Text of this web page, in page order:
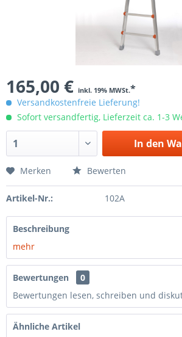
165,00 € inkl. 19% MWSt.*
Versandkostenfreie Lieferung!
Sofort versandfertig, Lieferzeit ca. 1-3
In den
Merken Bewerten
Artikel-Nr.: 102A
Beschreibung
mehr
Bewertungen
0
Bewertungen lesen, schreiben und
Ähnliche Artikel